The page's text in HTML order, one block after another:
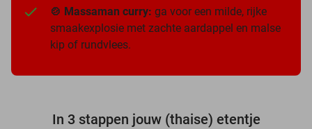
🍲 Massaman curry: ga voor een milde, rijke
smaakexplosie met zachte aardappel en malse
kip of rundvlees.
In 3 stappen jouw (thaise) etentje